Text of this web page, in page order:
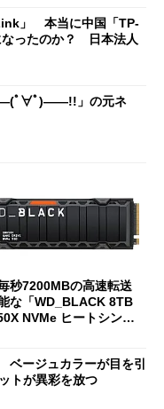
」 本当に中国「TP-
ったのか？ 日本法人
ﾟ∀ﾟ)――!!」の元ネ
秒7200MBの高速転送
な「WD_BLACK 8TB
NVMe ヒートシンク
ージュカラーが目を引
トが異彩を放つ